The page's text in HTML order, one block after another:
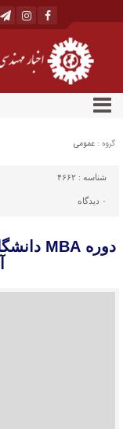
گروه : عمومی
شناسه : ۴۶۶۲
۰ دیدگاه